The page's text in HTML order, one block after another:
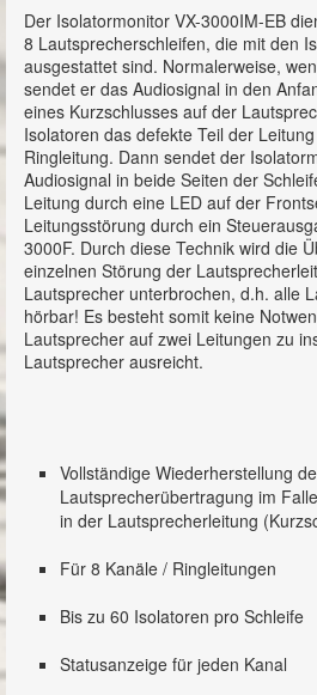
VX-3008F
VX-3016F
VX-3308WM
VX-3000PM
VX-3000CT
VX-3000DS
VX-3000IM
RM-200SF
RM-210F
Showroom
Der Isolatormonitor VX-3000IM-EB
8 Lautsprecherschleifen, die mit den
ausgestattet sind. Normalerweise,
sendet er das Audiosignal in den
eines Kurzschlusses auf der
Isolatoren das defekte Teil der
Ringleitung. Dann sendet der
Audiosignal in beide Seiten der
Leitung durch eine LED auf der
Leitungsstörung durch ein
3000F. Durch diese Technik wird die
einzelnen Störung der
Lautsprecher unterbrochen, d.h. alle
hörbar! Es besteht somit keine
Lautsprecher auf zwei Leitungen zu
Lautsprecher ausreicht.
Vollständige Wiederherstellung
Lautsprecherübertragung im
in der Lautsprecherleitung
Für 8 Kanäle / Ringleitungen
Bis zu 60 Isolatoren pro Schleife
Statusanzeige für jeden Kanal